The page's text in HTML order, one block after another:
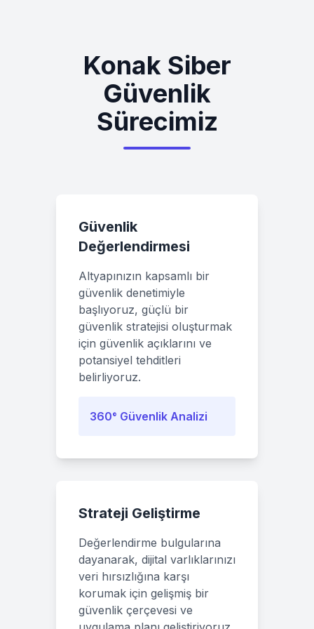
KonakSiber
Güvenlik
Sürecimiz
Güvenlik
Değerlendirmesi
Altyapınızın kapsamlı bir
güvenlik denetimiyle
başlıyoruz, güçlü bir
güvenlik stratejisi oluşturmak
için güvenlik açıklarını ve
potansiyel tehditleri
belirliyoruz.
360° Güvenlik Analizi
Strateji Geliştirme
Değerlendirme bulgularına
dayanarak, dijital varlıklarınızı
veri hırsızlığına karşı
korumak için gelişmiş bir
güvenlik çerçevesi ve